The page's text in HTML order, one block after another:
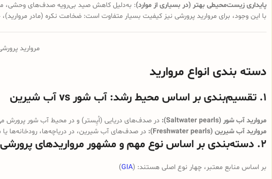
پایداری زیست‌محیطی بهتر (در بسیاری از موارد): به‌دلیل کاهش صید بی‌رویه صدف‌های وحشی،
با این وجود، برای مروارید پرورشی نیز کیفیت بسیار متفاوت است: ضخامت نکره (مادر
مروارید
دسته ­بندی انواع مروارید
۱. تقسیم‌بندی بر اساس محیط رشد: آب شور vs آب شیرین
مروارید آب شور (Saltwater pearls): در صدف‌های دریایی (اُیِستر) و در محیط آب شور پرورش
مروارید آب شیرین (Freshwater pearls):
در صدف‌های آب شیرین، در دریاچه‌ها، رودخانه‌ها
۲. دسته‌بندی بر اساس نوع مهم و مشهور مرواریدهای پرورشی
بر اساس منابع معتبر، چهار نوع اصلی هستند: (GIA
)